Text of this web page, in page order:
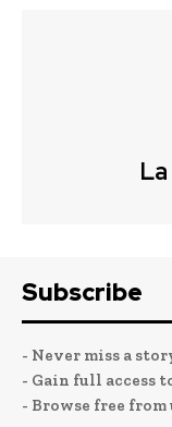
Subscribe
- Never miss a
- Gain full access
- Browse free from